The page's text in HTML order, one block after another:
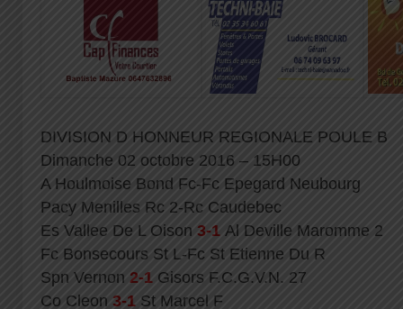
DIVISION D HONNEUR REGIONALE POULE B
Dimanche 02 octobre 2016 – 15H00
A Houlmoise Bond Fc-Fc Epegard Neubourg
Pacy Menilles Rc 2-Rc Caudebec
Es Vallee De L Oison 3-1 Al Deville Maromme 2
Fc Bonsecours St L-Fc St Etienne Du R
Spn Vernon 2-1 Gisors F.C.G.V.N. 27
Co Cleon 3-1 St Marcel F